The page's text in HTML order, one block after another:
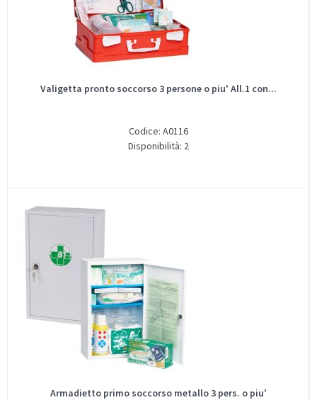
Valigetta pronto soccorso 3 persone o piu' All.1 con...
Codice: A0116
Disponibilità: 2
Armadietto primo soccorso metallo 3 pers. o piu'